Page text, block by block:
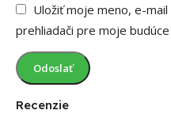
Recenzie
Uložiť moje meno, e-
prehliadači pre moje